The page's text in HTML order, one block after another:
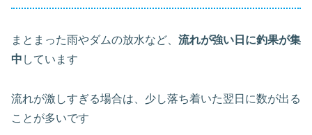
まとまった雨やダムの放水など、 流れが強い日に釣果が集
中 しています
流れが激しすぎる場合は、少し落ち着いた翌日に数が出る
ことが多いです